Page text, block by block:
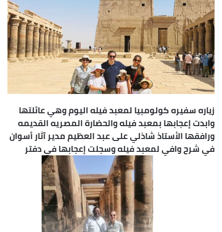
ل
ب
ر
د
ا
إ
ل
ت
ر
و
ن
زياره سفيره كولومبيا لمعبد فيله اليوم وهي عائلتها
وابدت إعجابها بمعبد فيله والحضارة المصريه القديمه
ورافقها الأستاذ شاذلي على عبد العظيم مدير آثار أسوان
في شرح وافي لمعبد فيله وسجلت إعجابها في دفتر